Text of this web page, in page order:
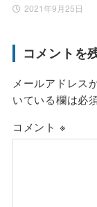
2021年9月25日
コメントを
メールアドレス
いている欄は必
コメント ※